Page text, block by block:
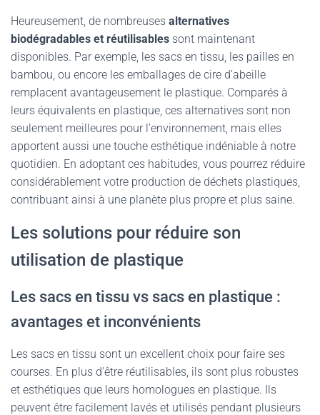
Heureusement, de nombreuses alternatives
biodégradables et réutilisables sont maintenant
disponibles. Par exemple, les sacs en tissu, les pailles en
bambou, ou encore les emballages de cire d’abeille
remplacent avantageusement le plastique. Comparés à
leurs équivalents en plastique, ces alternatives sont non
seulement meilleures pour l’environnement, mais elles
apportent aussi une touche esthétique indéniable à notre
quotidien. En adoptant ces habitudes, vous pourrez réduire
considérablement votre production de déchets plastiques,
contribuant ainsi à une planète plus propre et plus saine.
Les solutions pour réduire son
utilisation de plastique
Les sacs en tissu vs sacs en plastique :
avantages et inconvénients
Les sacs en tissu sont un excellent choix pour faire ses
courses. En plus d’être réutilisables, ils sont plus robustes
et esthétiques que leurs homologues en plastique. Ils
peuvent être facilement lavés et utilisés pendant plusieurs